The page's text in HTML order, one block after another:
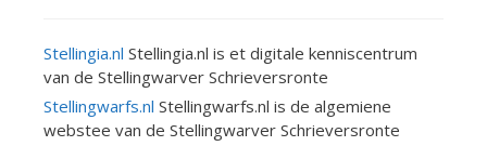
Stellingia.nl Stellingia.nl is et digitale kenniscentrum
van de Stellingwarver Schrieversronte
Stellingwarfs.nl Stellingwarfs.nl is de algemiene
webstee van de Stellingwarver Schrieversronte